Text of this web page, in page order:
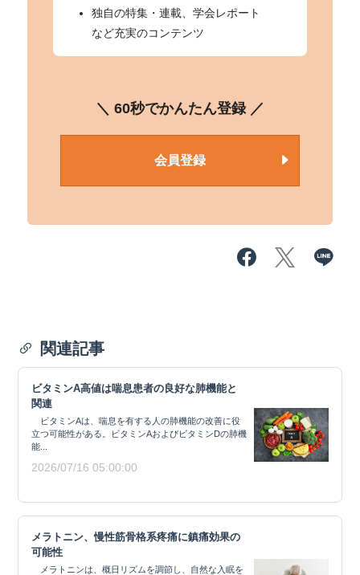
独自の特集・連載、学会レポート
など充実のコンテンツ
＼ 60秒でかんたん登録 ／
会員登録
関連記事
ビタミンA高値は喘息患者の良好な肺機能と
関連
ビタミンAは、喘息を有する人の肺機能の改善に役
立つ可能性がある。ビタミンAおよびビタミンDの肺機
能...
2026/07/16 05:00:00
メラトニン、慢性筋骨格系疼痛に鎮痛効果の
可能性
メラトニンは、概日リズムを調節し、自然な入眠を